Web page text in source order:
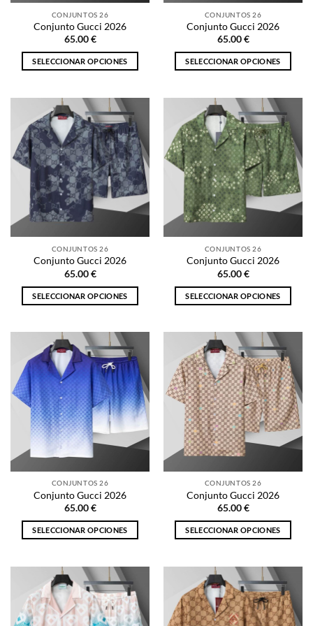
la
página
de
la
página
de
CONJUNTOS 26
Conjunto Gucci 2026
65.00€
SELECCIONAR OPCIONES
tiene
múltiples
variantes.
Las
opciones
se
pueden
elegir
en
la
página
de
CONJUNTOS 26
Conjunto Gucci 2026
65.00€
SELECCIONAR OPCIONES
tiene
múltiples
variantes.
Las
opciones
se
pueden
elegir
en
la
página
de
CONJUNTOS 26
Conjunto Gucci 2026
65.00€
SELECCIONAR OPCIONES
tiene
múltiples
variantes.
Las
opciones
se
pueden
elegir
en
la
página
de
CONJUNTOS 26
Conjunto Gucci 2026
65.00€
SELECCIONAR OPCIONES
tiene
múltiples
variantes.
Las
opciones
se
pueden
elegir
en
la
página
de
CONJUNTOS 26
Conjunto Gucci 2026
65.00€
SELECCIONAR OPCIONES
tiene
múltiples
variantes.
Las
CONJUNTOS 26
Conjunto Gucci 2026
65.00€
SELECCIONAR OPCIONES
tiene
múltiples
variantes.
Las